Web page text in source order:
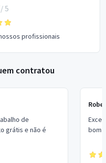
5
profissionais
contratou
de
grátis e não é
bom